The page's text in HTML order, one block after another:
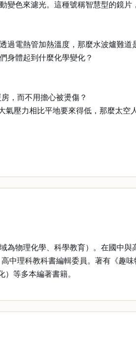
變色來濾光。這種號稱智慧型的鏡片
過電熱管加熱溫度，那麼水波爐難道
身體起到什麼化學變化？
，而不用擔心被燙傷？
壓力相比平地要來得低，那麼太空
理化學、科學教育）。在國中與
中理科教科書編輯委員。著有《趣
等多本編著書籍。